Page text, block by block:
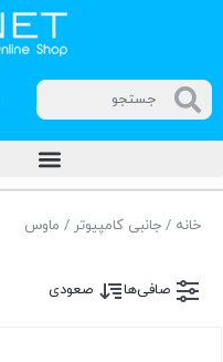
خانه / جانبی کامپیوتر / ماوس
صافی‌ها صعودی